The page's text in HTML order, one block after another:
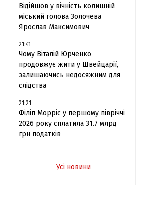
Відійшов у вічність колишній
міський голова Золочева
Ярослав Максимович
21:41
Чому Віталій Юрченко
продовжує жити у Швейцарії,
залишаючись недосяжним для
слідства
21:21
Філіп Морріс у першому півріччі
2026 року сплатила 31.7 млрд
грн податків
Усі новини